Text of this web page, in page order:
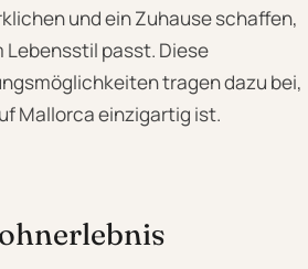
und ein Zuhause schaffen,
Lebensstil passt. Diese
tragen dazu bei,
Mallorca einzigartig ist.